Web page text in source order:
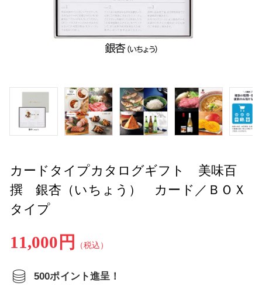
カードタイプカタログギフト 美味百
撰 銀杏（いちょう） カード／ＢＯＸ
タイプ
11,000円 （税込）
500ポイント進呈！